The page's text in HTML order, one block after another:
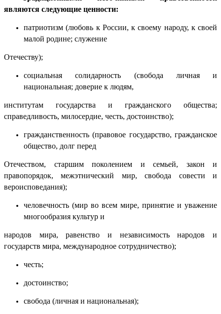
являются следующие ценности:
патриотизм (любовь к России, к своему народу, к своей
малой родине; служение
Отечеству);
социальная солидарность (свобода личная и
национальная; доверие к людям,
институтам государства и гражданского общества;
справедливость, милосердие, честь, достоинство);
гражданственность (правовое государство, гражданское
общество, долг перед
Отечеством, старшим поколением и семьей, закон и
правопорядок, межэтнический мир, свобода совести и
вероисповедания);
человечность (мир во всем мире, принятие и уважение
многообразия культур и
народов мира, равенство и независимость народов и
государств мира, международное сотрудничество);
честь;
достоинство;
свобода (личная и национальная);